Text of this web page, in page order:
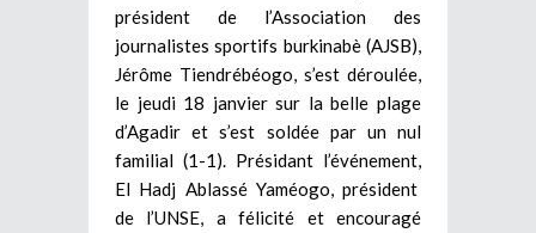
président de l’Association des
journalistes sportifs burkinabè (AJSB),
Jérôme Tiendrébéogo, s’est déroulée,
le jeudi 18 janvier sur la belle plage
d’Agadir et s’est soldée par un nul
familial (1-1). Présidant l’événement,
El Hadj Ablassé Yaméogo, président
de l’UNSE, a félicité et encouragé